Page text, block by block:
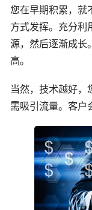
您在早期积累，就
方式发挥。充分利
源，然后逐渐成长
高。
当然，技术越好，
需吸引流量。客户